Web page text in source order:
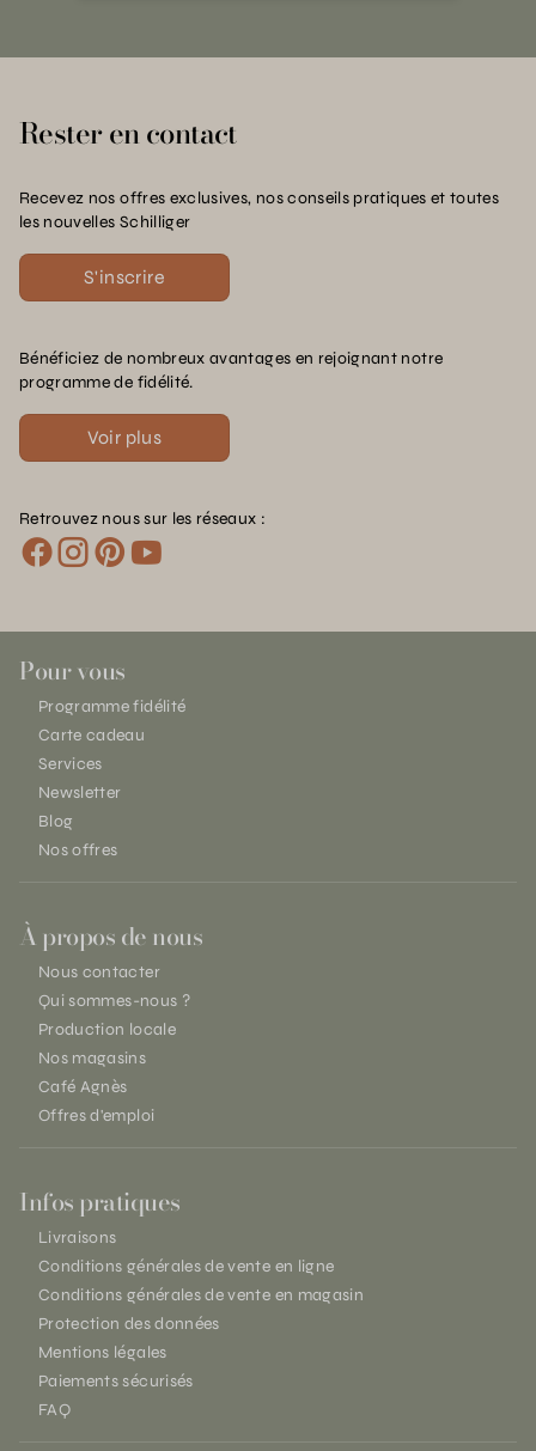
Rester en contact
Recevez nos offres exclusives, nos conseils pratiques et toutes
les nouvelles Schilliger
S'inscrire
Bénéficiez de nombreux avantages en rejoignant notre
programme de fidélité.
Voir plus
Retrouvez nous sur les réseaux :
Pour vous
Programme fidélité
Carte cadeau
Services
Newsletter
Blog
Nos offres
À propos de nous
Nous contacter
Qui sommes-nous ?
Production locale
Nos magasins
Café Agnès
Offres d'emploi
Infos pratiques
Livraisons
Conditions générales de vente en ligne
Conditions générales de vente en magasin
Protection des données
Mentions légales
Paiements sécurisés
FAQ